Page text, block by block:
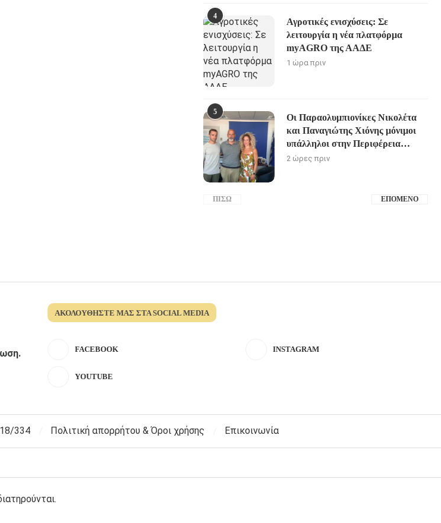
4
Αγροτικές ενισχύσεις: Σε
λειτουργία η νέα πλατφόρμα
myAGRO της ΑΑΔΕ
1 ώρα πριν
5
Οι Παραολυμπιονίκες Νικολέτα
και Παναγιώτης Χιόνης μόνιμοι
υπάλληλοι στην Περιφέρεια
Δυτικής Ελλάδας
2 ώρες πριν
ΠΊΣΩ ΕΠΌΜΕΝΟ
ΑΚΟΛΟΥΘΉΣΤΕ ΜΑΣ ΣΤΑ SOCIAL MEDIA
FACEBOOK INSTAGRAM
YOUTUBE
334 Πολιτική απορρήτου & Όροι χρήσης Επικοινωνία